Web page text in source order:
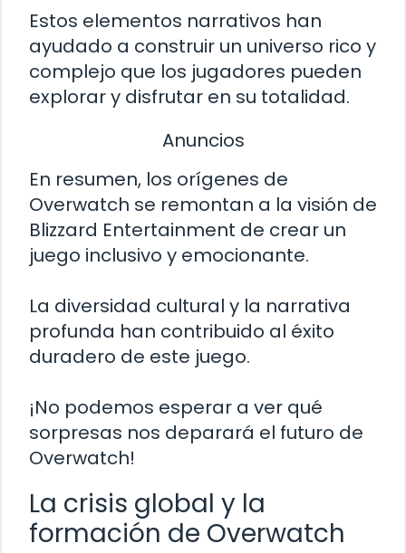
Estos elementos narrativos han
ayudado a construir un universo rico y
complejo que los jugadores pueden
explorar y disfrutar en su totalidad.
Anuncios
En resumen, los orígenes de
Overwatch se remontan a la visión de
Blizzard Entertainment de crear un
juego inclusivo y emocionante.
La diversidad cultural y la narrativa
profunda han contribuido al éxito
duradero de este juego.
¡No podemos esperar a ver qué
sorpresas nos deparará el futuro de
Overwatch!
La crisis global y la
formación de Overwatch